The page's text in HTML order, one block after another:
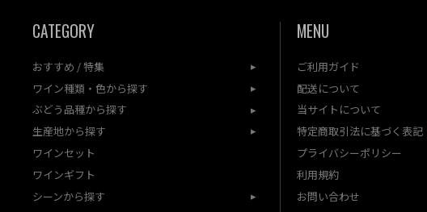
CATEGORY
おすすめ / 特集
ワイン種類・色から探す
ぶどう品種から探す
生産地から探す
ワインセット
ワインギフト
シーンから探す
MENU
ご利用ガイド
配送について
当サイトについて
特定商取引法に基づく表記
プライバシーポリシー
利用規約
お問い合わせ